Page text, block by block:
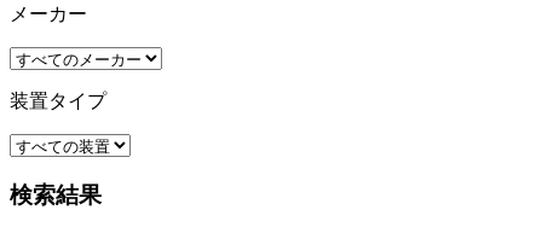
メーカー
装置タイプ
検索結果